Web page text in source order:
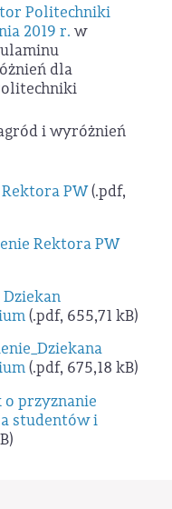
Politechniki
2019 r. w
dla
i wyróżnień
PW(.pdf,
Rektora PW
Dziekan
(.pdf, 655,71 kB)
(.pdf, 675,18 kB)
o przyznanie
studentów i